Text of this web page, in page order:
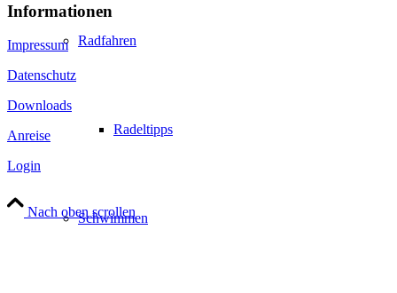
Radfahren
Radeltipps
Schwimmen
Informationen
Impressum
Datenschutz
Downloads
Anreise
Login
Nach oben scrollen